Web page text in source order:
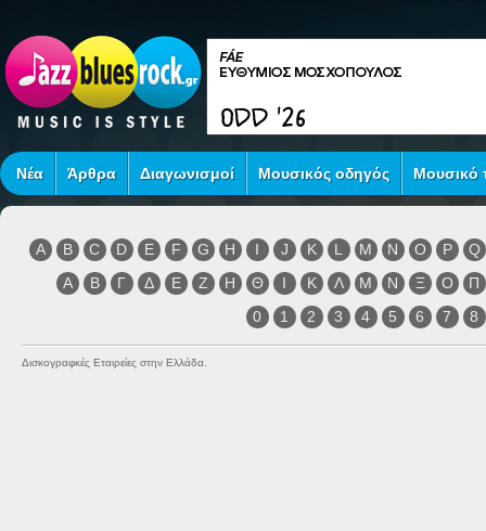
Νέα Άρθρα Διαγωνισμοί Μουσικός οδηγός Μουσικό
A B C D E F G H I J K L M N O P
Q
Α
Β Γ Δ Ε Ζ Η Θ Ι Κ Λ Μ Ν Ξ Ο
Π
0
1 2 3 4 5 6 7 8
Δισκογραφκές Εταιρείες στην Ελλάδα.